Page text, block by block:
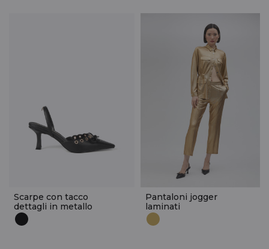
Scarpe con tacco
dettagli in metallo
Pantaloni jogger
laminati